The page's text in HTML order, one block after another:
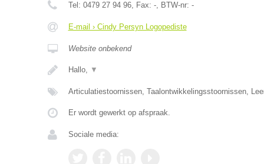
Tel: 0479 27 94 96, Fax: -, BTW-nr: -
E-mail › Cindy Persyn Logopediste
Website onbekend
Hallo, ▼
Articulatiestoornissen, Taalontwikkelingsstoornissen,
Er wordt gewerkt op afspraak.
Sociale media: